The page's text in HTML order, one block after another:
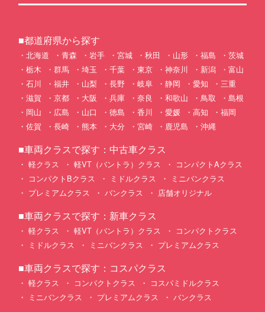
■都道府県から探す
北海道 青森 岩手 宮城 秋田 山形 福島
茨城
栃木
群馬 埼玉 千葉 東京 神奈川 新潟
富山
石川
福井 山梨 長野 岐阜 静岡 愛知
三重
滋賀
京都 大阪 兵庫 奈良 和歌山 鳥取
島根
岡山
広島 山口 徳島 香川 愛媛 高知
福岡
佐賀
長崎 熊本 大分 宮崎 鹿児島 沖縄
■車両クラスで探す：中古車クラス
軽クラス 軽VT（バントラ）クラス
コンパクトAクラス
コンパクトBクラス
ミドルクラス
ミニバンクラス
プレミアムクラス
バンクラス 店舗オリジナル
■車両クラスで探す：新車クラス
軽クラス 軽VT（バントラ）クラス
コンパクトクラス
ミドルクラス
ミニバンクラス プレミアムクラス
■車両クラスで探す：コスパクラス
軽クラス コンパクトクラス
コスパミドルクラス
ミニバンクラス
プレミアムクラス バンクラス